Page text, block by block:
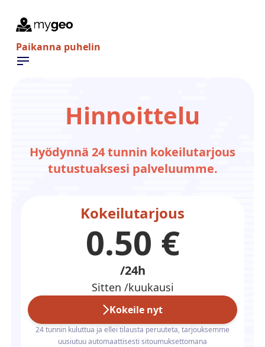
Paikanna puhelin
Hinnoittelu
Hyödynnä 24 tunnin kokeilutarjous
tutustuaksesi palveluumme.
Kokeilutarjous
0.50 €
/24h
Sitten /kuukausi
Kokeile nyt
24 tunnin kuluttua ja ellei tilausta peruuteta, tarjouksemme
uusiutuu automaattisesti sitoumuksettomana